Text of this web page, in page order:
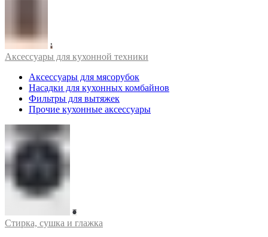
Аксессуары для кухонной техники
Аксессуары для мясорубок
Насадки для кухонных комбайнов
Фильтры для вытяжек
Прочие кухонные аксессуары
Стирка, сушка и глажка